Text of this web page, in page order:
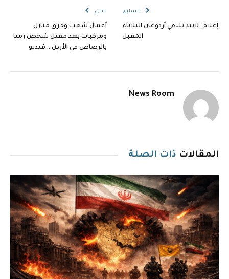
السابق
إعلام: لابيد يلتقي أردوغان الثلاثاء
المقبل
التالي
أعمال شغب وحرق منازل
ومركبات بعد مقتل شخص رميا
بالرصاص في الأردن… فيديو
News Room
المقالات ذات الصلة